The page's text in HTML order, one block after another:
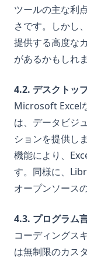
ツールの主な利
さです。しかし
提供する高度な
があるかもしれま
4.2. デスクトッ
Microsoft Excel
は、データビジ
ションを提供し
機能により、
す。同様に、
オープンソース
4.3. プログラム
コーディングス
は無制限のカス